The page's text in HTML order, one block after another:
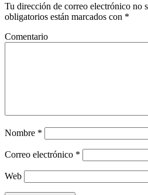
Tu dirección de correo electrónico no
obligatorios están marcados con *
Comentario
Nombre *
Correo electrónico *
Web